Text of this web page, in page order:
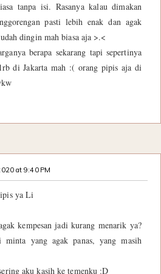
tanpa isi. Rasanya kalau dimakan
pasti lebih enak dan agak
dingin mah biasa aja >.<
berapa sekarang tapi sepertinya
di Jakarta mah :( orang pipis aja di
at 9:40 PM
ya Li
kempesan jadi kurang menarik ya?
yang agak panas, yang masih
aku kasih ke temenku :D